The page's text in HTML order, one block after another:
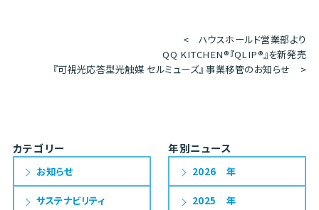
< ハウスホールド営業部より
QQ KITCHEN®『QLIP®』を新発売
『可視光応答型光触媒 セルミューズ』 事業移管のお知らせ
>
カテゴリー
お知らせ
サステナビリティ
年別ニュース
2026
2025